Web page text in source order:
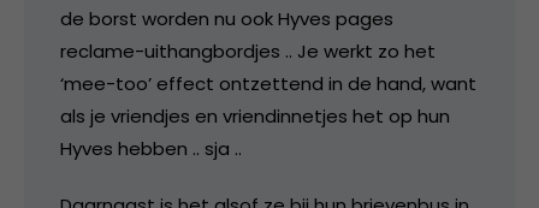
de borst worden nu ook Hyves pages
reclame-uithangbordjes .. Je werkt zo het
‘mee-too’ effect ontzettend in de hand, want
als je vriendjes en vriendinnetjes het op hun
Hyves hebben .. sja ..